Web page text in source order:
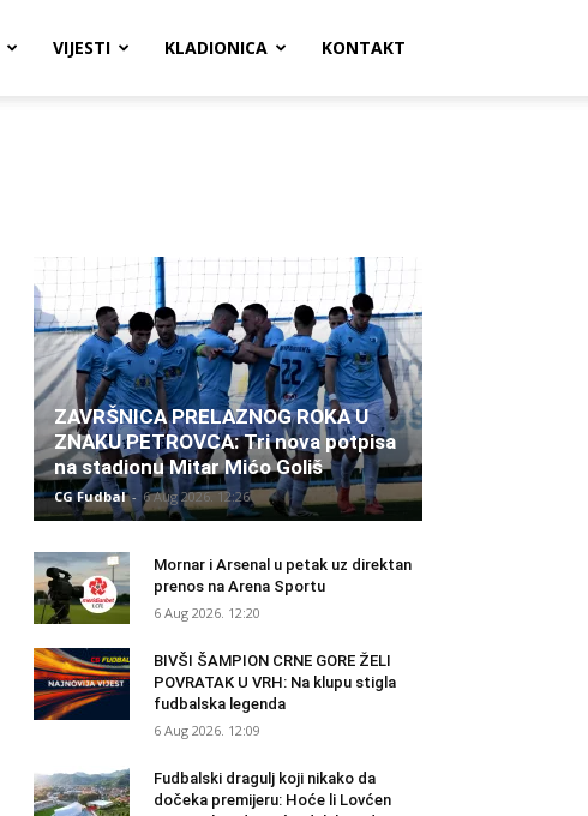
VIJESTI KLADIONICA KONTAKT
ZAVRŠNICA PRELAZNOG ROKA U
ZNAKU PETROVCA: Tri nova potpisa
na stadionu Mitar Mićo Goliš
CG Fudbal - 6 Aug 2026. 12:26
Mornar i Arsenal u petak uz direktan
prenos na Arena Sportu
6 Aug 2026. 12:20
BIVŠI ŠAMPION CRNE GORE ŽELI
POVRATAK U VRH: Na klupu stigla
fudbalska legenda
6 Aug 2026. 12:09
Fudbalski dragulj koji nikako da
dočeka premijeru: Hoće li Lovćen